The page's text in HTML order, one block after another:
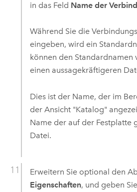
in das Feld Name der
Während Sie die
eingeben, wird ein
können den Standardnamen
einen aussagekräftigeren
Dies ist der Name, der im
der Ansicht "Katalog"
Name der auf der Festplatte
Datei.
Erweitern Sie optional den
Eigenschaften, und geben